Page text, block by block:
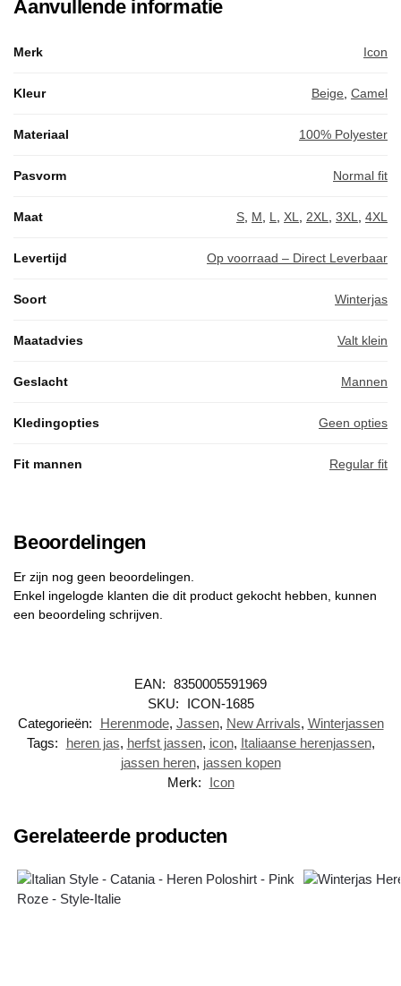
Aanvullende informatie
Merk Icon
Kleur Beige, Camel
Materiaal 100% Polyester
Pasvorm Normal fit
Maat S, M, L, XL, 2XL, 3XL, 4XL
Levertijd Op voorraad – Direct Leverbaar
Soort Winterjas
Maatadvies Valt klein
Geslacht Mannen
Kledingopties Geen opties
Fit mannen Regular fit
Beoordelingen
Er zijn nog geen beoordelingen.
Enkel ingelogde klanten die dit product gekocht hebben, kunnen
een beoordeling schrijven.
EAN: 8350005591969
SKU:
ICON-1685
Categorieën:
Herenmode, Jassen, New Arrivals, Winterjassen
Tags:
heren jas, herfst jassen, icon, Italiaanse herenjassen,
jassen heren, jassen kopen
Merk:
Icon
Gerelateerde producten